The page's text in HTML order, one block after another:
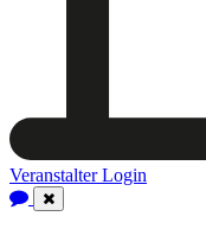
Veranstalter Login
Close
Navigation